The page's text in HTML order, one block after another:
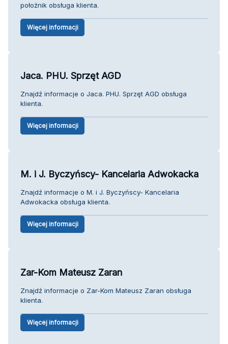
położnik obsługa klienta.
Więcej informacji
Jaca. PHU. Sprzęt AGD
Znajdź informacje o Jaca. PHU. Sprzęt AGD obsługa
klienta.
Więcej informacji
M. i J. Byczyńscy- Kancelaria Adwokacka
Znajdź informacje o M. i J. Byczyńscy- Kancelaria
Adwokacka obsługa klienta.
Więcej informacji
Zar-Kom Mateusz Zaran
Znajdź informacje o Zar-Kom Mateusz Zaran obsługa
klienta.
Więcej informacji